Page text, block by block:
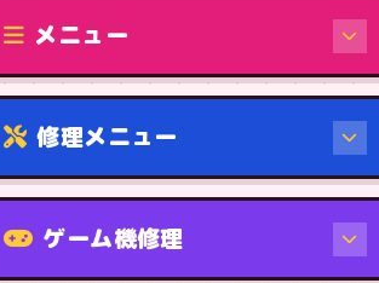
メニュー
修理メニュー
機種から
ゲーム機修理